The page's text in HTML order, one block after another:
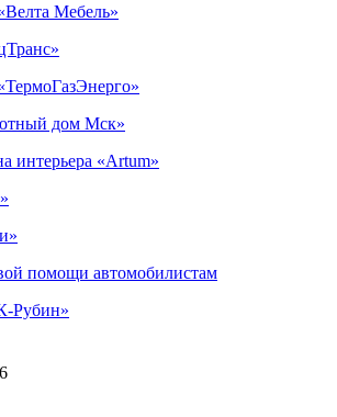
Мебель»
дом Мск»
интерьера «Artum»
помощи автомобилистам
Рубин»